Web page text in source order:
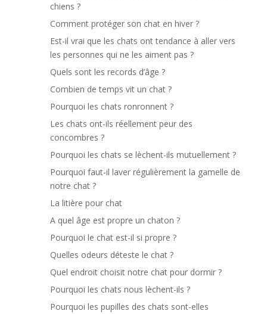
chiens ?
Comment protéger son chat en hiver ?
Est-il vrai que les chats ont tendance à aller vers
les personnes qui ne les aiment pas ?
Quels sont les records d’âge ?
Combien de temps vit un chat ?
Pourquoi les chats ronronnent ?
Les chats ont-ils réellement peur des
concombres ?
Pourquoi les chats se lèchent-ils mutuellement ?
Pourquoi faut-il laver régulièrement la gamelle de
notre chat ?
La litière pour chat
A quel âge est propre un chaton ?
Pourquoi le chat est-il si propre ?
Quelles odeurs déteste le chat ?
Quel endroit choisit notre chat pour dormir ?
Pourquoi les chats nous lèchent-ils ?
Pourquoi les pupilles des chats sont-elles